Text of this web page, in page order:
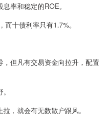
率和稳定的ROE。
十债利率只有1.7%。
但凡有交易资金向拉升，配置
，就会有无数散户跟风。